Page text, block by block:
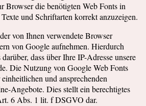
Browser die benötigten Web Fonts in
und Schriftarten korrekt anzuzeigen.
von Ihnen verwendete Browser
von Google aufnehmen. Hierdurch
dass über Ihre IP-Adresse unsere
Die Nutzung von Google Web Fonts
und ansprechenden
Angebote. Dies stellt ein berechtigtes
6 Abs. 1 lit. f DSGVO dar.